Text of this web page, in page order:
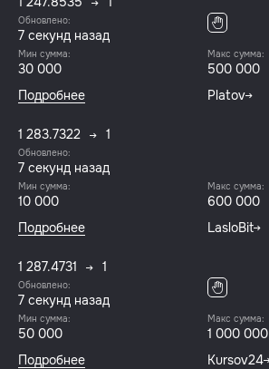
Обновлено:
8 секунд назад
Мин сумма:
30 000
Макс сумма:
500 000
Подробнее
Platov
1 283.7322 1
Обновлено:
8 секунд назад
Мин сумма:
10 000
Макс сумма:
600 000
Подробнее
LasloBit
1 287.4731 1
Обновлено:
8 секунд назад
Мин сумма:
50 000
Макс сумма:
1 000 000
Подробнее
Kursov24